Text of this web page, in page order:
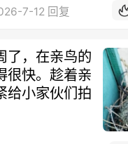
7-12 回复
了，在亲鸟的
很快。趁着亲
给小家伙们拍